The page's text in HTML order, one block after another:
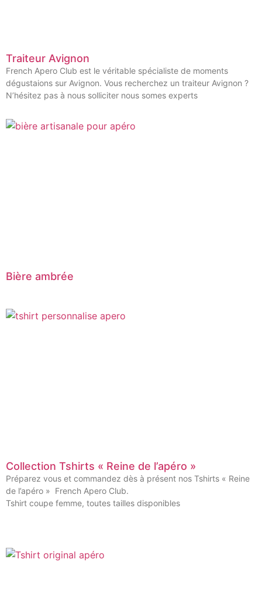
Traiteur Avignon
French Apero Club est le véritable spécialiste de moments
dégustaions sur Avignon. Vous recherchez un traiteur Avignon ?
N’hésitez pas à nous solliciter nous somes experts
Bière ambrée
Collection Tshirts « Reine de l’apéro »
Préparez vous et commandez dès à présent nos Tshirts « Reine
de l’apéro » French Apero Club.
Tshirt coupe femme, toutes tailles disponibles